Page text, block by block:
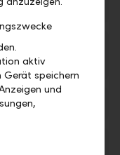
per 31.
aktiv
speichern
und